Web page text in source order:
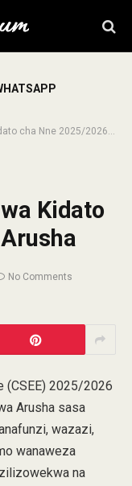
Nne 2025/2026 Arusha
Kidato
No Comments
(CSEE) 2025/2026
Arusha sasa
wazazi,
wanaweza
na